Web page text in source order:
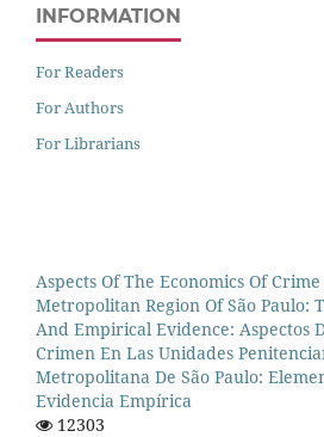
INFORMATION
For Readers
For Authors
For Librarians
Aspects Of The Economics Of
Metropolitan Region Of São Paulo:
And Empirical Evidence: Aspectos
Crimen En Las Unidades
Metropolitana De São Paulo:
Evidencia Empírica
12303